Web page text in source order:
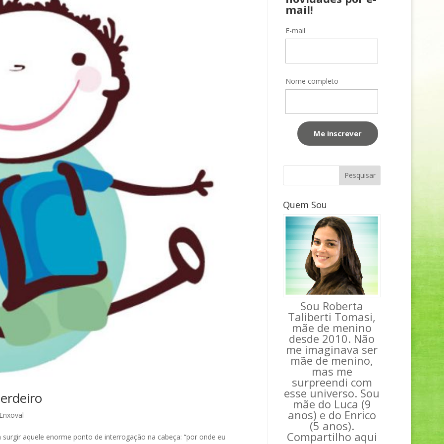
aquele enorme ponto de interrogação na cabeça: “por onde eu
mail!
E-mail
Nome completo
Quem Sou
Sou Roberta
Taliberti Tomasi,
mãe de menino
desde 2010. Não
me imaginava ser
mãe de menino,
mas me
surpreendi com
esse universo. Sou
mãe do Luca (9
anos) e do Enrico
(5 anos).
Compartilho aqui